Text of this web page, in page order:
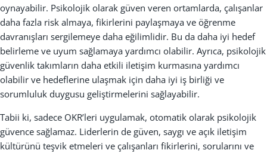
oynayabilir. Psikolojik olarak güven veren ortamlarda, çalışanlar
daha fazla risk almaya, fikirlerini paylaşmaya ve öğrenme
davranışları sergilemeye daha eğilimlidir. Bu da daha iyi hedef
belirleme ve uyum sağlamaya yardımcı olabilir. Ayrıca, psikolojik
güvenlik takımların daha etkili iletişim kurmasına yardımcı
olabilir ve hedeflerine ulaşmak için daha iyi iş birliği ve
sorumluluk duygusu geliştirmelerini sağlayabilir.
Tabii ki, sadece OKR’leri uygulamak, otomatik olarak psikolojik
güvence sağlamaz. Liderlerin de güven, saygı ve açık iletişim
kültürünü teşvik etmeleri ve çalışanları fikirlerini, sorularını ve